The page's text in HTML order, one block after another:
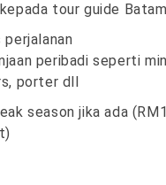
tour guide
perjalanan
peribadi seperti
porter dll
season jika ada